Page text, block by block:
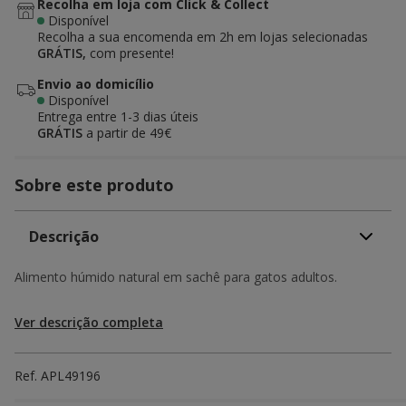
Recolha em loja com Click & Collect
Disponível
Recolha a sua encomenda em 2h em lojas selecionadas
GRÁTIS, com presente!
Envio ao domicílio
Disponível
Entrega entre 1-3 dias úteis
GRÁTIS a partir de 49€
Sobre este produto
Descrição
Alimento húmido natural em sachê para gatos adultos.
Ver descrição completa
Ref. APL49196